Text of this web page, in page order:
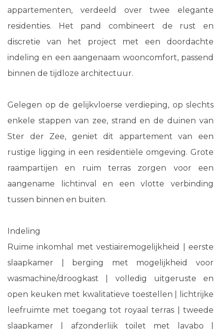
appartementen, verdeeld over twee elegante
residenties. Het pand combineert de rust en
discretie van het project met een doordachte
indeling en een aangenaam wooncomfort, passend
binnen de tijdloze architectuur.
Gelegen op de gelijkvloerse verdieping, op slechts
enkele stappen van zee, strand en de duinen van
Ster der Zee, geniet dit appartement van een
rustige ligging in een residentiële omgeving. Grote
raampartijen en ruim terras zorgen voor een
aangename lichtinval en een vlotte verbinding
tussen binnen en buiten.
Indeling
Ruime inkomhal met vestiairemogelijkheid | eerste
slaapkamer | berging met mogelijkheid voor
wasmachine/droogkast | volledig uitgeruste en
open keuken met kwalitatieve toestellen | lichtrijke
leefruimte met toegang tot royaal terras | tweede
slaapkamer | afzonderlijk toilet met lavabo |